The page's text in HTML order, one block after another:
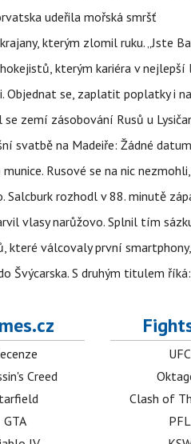
udeřila mořská smršť
kterým zlomil ruku. „Jste
kterým kariéra v
Objednat se, zaplatit poplatky i
se zemí zásobování Rusů u
svatbě na Madeiře: Žádné
Rusové se na nic
Salcburk rozhodl v 88. minutě
vlasy narůžovo. Splnil tím
které válcovaly první
Švýcarska. S druhým titulem
Creed
GTA
UFC
Clash of
PFL